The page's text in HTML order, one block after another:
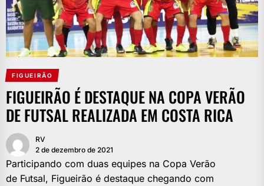
FIGUEIRÃO
FIGUEIRÃO É DESTAQUE NA COPA VERÃO
DE FUTSAL REALIZADA EM COSTA RICA
RV
2 de dezembro de 2021
Participando com duas equipes na Copa Verão
de Futsal, Figueirão é destaque chegando com